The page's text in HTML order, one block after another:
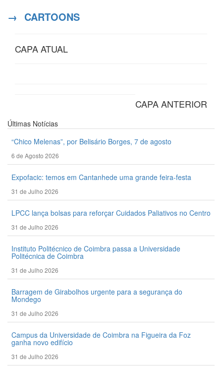
→ CARTOONS
CAPA ATUAL
CAPA ANTERIOR
Últimas Notícias
“Chico Melenas”, por Belisário Borges, 7 de agosto
6 de Agosto 2026
Expofacic: temos em Cantanhede uma grande feira-festa
31 de Julho 2026
LPCC lança bolsas para reforçar Cuidados Paliativos no Centro
31 de Julho 2026
Instituto Politécnico de Coimbra passa a Universidade
Politécnica de Coimbra
31 de Julho 2026
Barragem de Girabolhos urgente para a segurança do
Mondego
31 de Julho 2026
Campus da Universidade de Coimbra na Figueira da Foz
ganha novo edifício
31 de Julho 2026